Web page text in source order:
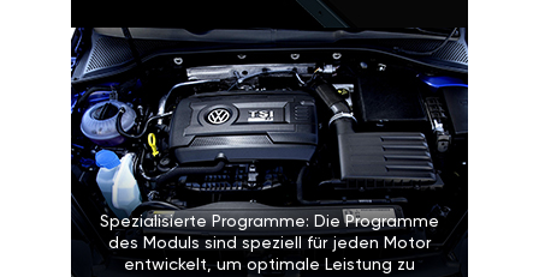
Spezialisierte Programme: Die Programme
des Moduls sind speziell für jeden Motor
entwickelt, um optimale Leistung zu